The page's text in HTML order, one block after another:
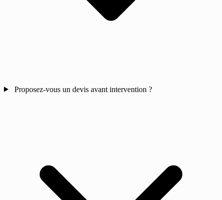
Proposez-vous un devis avant intervention ?